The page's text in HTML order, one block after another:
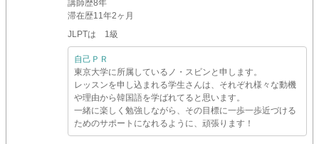
講師歴8年
滞在歴11年2ヶ月
JLPTは 1級
自己ＰＲ
東京大学に所属しているノ・スビンと申します。
レッスンを申し込まれる学生さんは、それぞれ様々な動機
や理由から韓国語を学ばれてると思います。
一緒に楽しく勉強しながら、その目標に一歩一歩近づける
ためのサポートになれるように、頑張ります！